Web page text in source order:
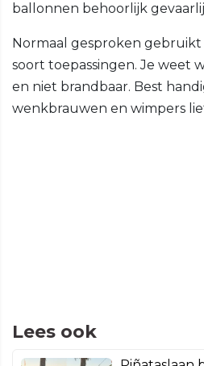
ballonnen behoorlijk
Normaal gesproken
soort toepassingen. Je weet
en niet brandbaar. Best
wenkbrauwen en wimpers
Lees ook